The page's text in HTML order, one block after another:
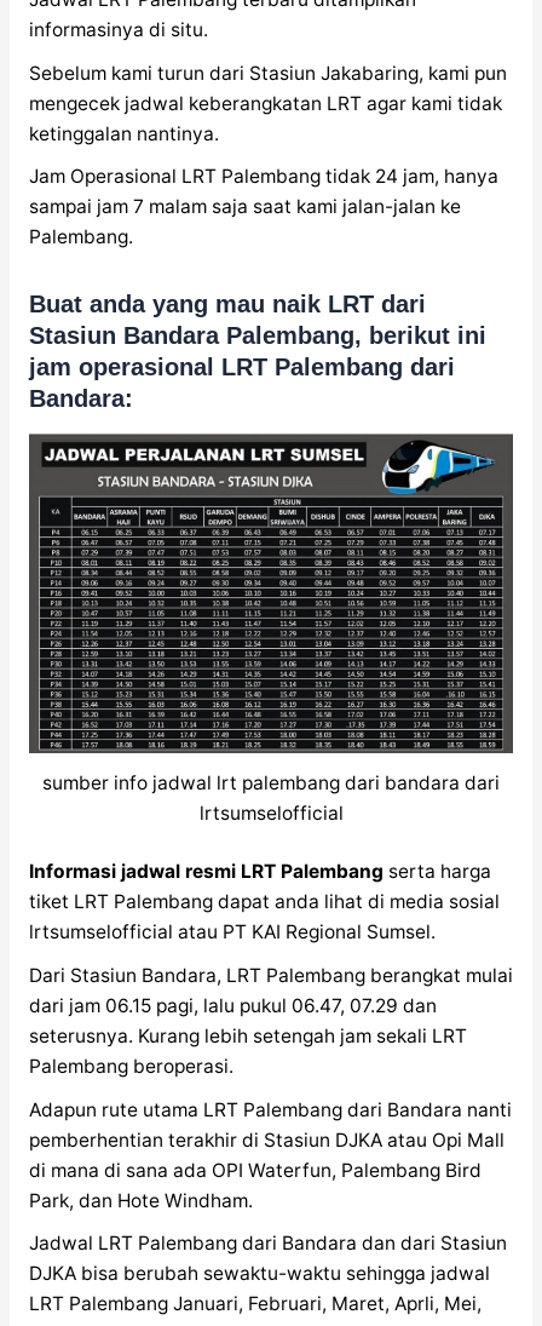
informasinya di situ.
Sebelum kami turun dari Stasiun Jakabaring, kami pun
mengecek jadwal keberangkatan LRT agar kami tidak
ketinggalan nantinya.
Jam Operasional LRT Palembang tidak 24 jam, hanya
sampai jam 7 malam saja saat kami jalan-jalan ke
Palembang.
Buat anda yang mau naik LRT dari
Stasiun Bandara Palembang, berikut ini
jam operasional LRT Palembang dari
Bandara:
sumber info jadwal lrt palembang dari bandara dari
lrtsumselofficial
Informasi jadwal resmi LRT Palembang serta harga
tiket LRT Palembang dapat anda lihat di media sosial
lrtsumselofficial atau PT KAI Regional Sumsel.
Dari Stasiun Bandara, LRT Palembang berangkat mulai
dari jam 06.15 pagi, lalu pukul 06.47, 07.29 dan
seterusnya. Kurang lebih setengah jam sekali LRT
Palembang beroperasi.
Adapun rute utama LRT Palembang dari Bandara nanti
pemberhentian terakhir di Stasiun DJKA atau Opi Mall
di mana di sana ada OPI Waterfun, Palembang Bird
Park, dan Hote Windham.
Jadwal LRT Palembang dari Bandara dan dari Stasiun
DJKA bisa berubah sewaktu-waktu sehingga jadwal
LRT Palembang Januari, Februari, Maret, Aprli, Mei,